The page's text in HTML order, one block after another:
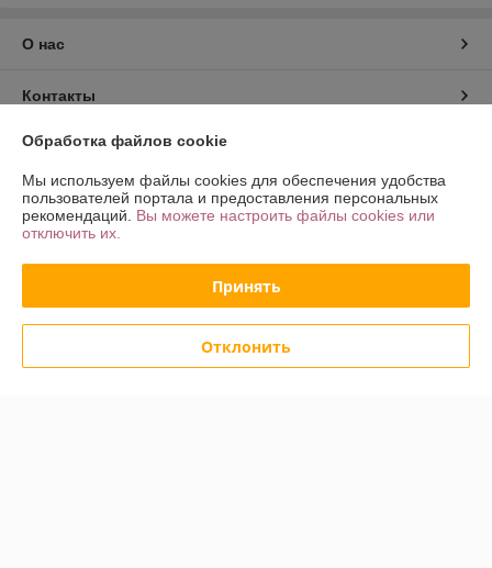
О нас
Контакты
Доставка и оплата
График работы
Политика обработки cookies
Сайт создан на платформе Deal.by
Обработка файлов cookie
Мы используем файлы cookies для обеспечения удобства
пользователей портала и предоставления персональных
рекомендаций. Вы можете настроить файлы cookies или
отключить их.
Принять
Отклонить